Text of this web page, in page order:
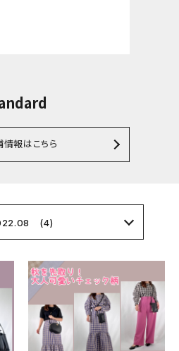
情報はこちら
(4)